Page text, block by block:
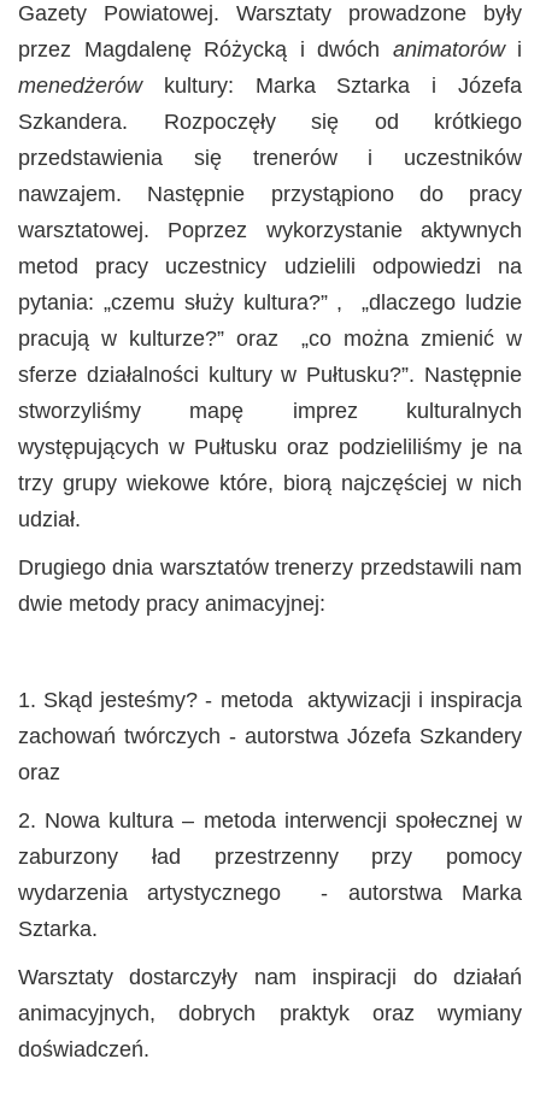
Gazety Powiatowej. Warsztaty prowadzone były
przez Magdalenę Różycką i dwóch animatorówi
menedżerów
kultury: Marka Sztarka i Józefa
Szkandera. Rozpoczęły się od krótkiego
przedstawienia się trenerów i uczestników
nawzajem. Następnie przystąpiono do pracy
warsztatowej. Poprzez wykorzystanie aktywnych
metod pracy uczestnicy udzielili odpowiedzi na
pytania: „czemu służy kultura?” , „dlaczego ludzie
pracują w kulturze?” oraz „co można zmienić w
sferze działalności kultury w Pułtusku?”. Następnie
stworzyliśmy mapę imprez kulturalnych
występujących w Pułtusku oraz podzieliliśmy je na
trzy grupy wiekowe które, biorą najczęściej w nich
udział.
Drugiego dnia warsztatów trenerzy przedstawili nam
dwie metody pracy animacyjnej:
1. Skąd jesteśmy? - metoda aktywizacji i inspiracja
zachowań twórczych - autorstwa Józefa Szkandery
oraz
2. Nowa kultura – metoda interwencji społecznej w
zaburzony ład przestrzenny przy pomocy
wydarzenia artystycznego - autorstwa Marka
Sztarka.
Warsztaty dostarczyły nam inspiracji do działań
animacyjnych, dobrych praktyk oraz wymiany
doświadczeń.